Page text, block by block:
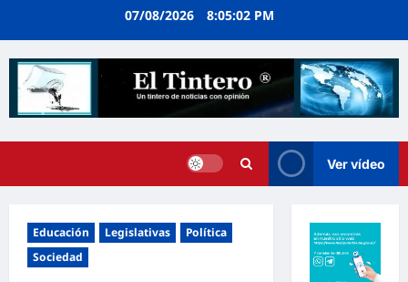
07/08/2026 8:05:02 PM
Ver vídeo
Educación Legislativas
Política
Sociedad